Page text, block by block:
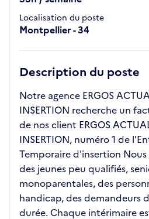
Localisation du poste
Montpellier - 34
Description du poste
Notre agence ERGOS
INSERTION recherche un
de nos client ERGOS
INSERTION, numéro 1 de
Temporaire d'insertion
des jeunes peu qualifiés,
monoparentales, des
handicap, des demandeurs
durée. Chaque intérimaire